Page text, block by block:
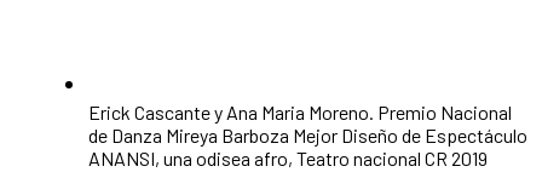
Erick Cascante y Ana Maria Moreno. Premio Nacional
de Danza Mireya Barboza Mejor Diseño de Espectáculo
ANANSI, una odisea afro, Teatro nacional CR 2019